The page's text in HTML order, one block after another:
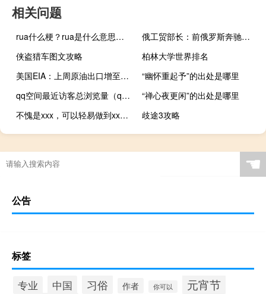
相关问题
rua什么梗？rua是什么意思什么梗
俄工贸部长：前俄罗斯奔驰厂或于2024年开始生产小轿车
侠盗猎车图文攻略
柏林大学世界排名
美国EIA：上周原油出口增至8月以来新高库欣原油库存增至9月以来新高
“幽怀重起予”的出处是哪里
qq空间最近访客总浏览量（qq空间最近访客）
“禅心夜更闲”的出处是哪里
不愧是xxx，可以轻易做到xxx什么梗
歧途3攻略
☚
公告
标签
专业 中国 习俗 作者 你可以 元宵节